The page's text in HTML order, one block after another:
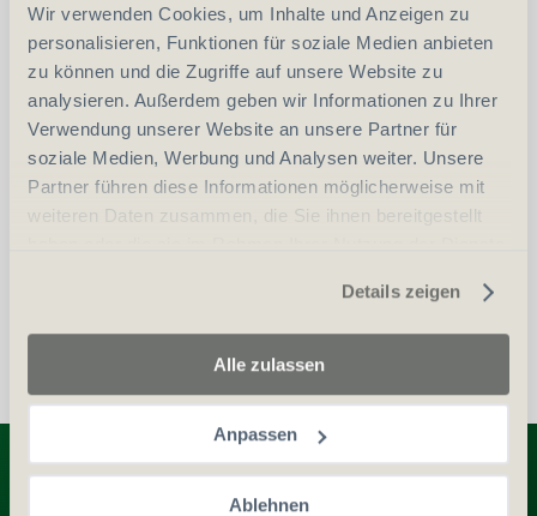
Wir verwenden Cookies, um Inhalte und Anzeigen zu
personalisieren, Funktionen für soziale Medien anbieten
zu können und die Zugriffe auf unsere Website zu
analysieren. Außerdem geben wir Informationen zu Ihrer
Verwendung unserer Website an unsere Partner für
soziale Medien, Werbung und Analysen weiter. Unsere
Partner führen diese Informationen möglicherweise mit
weiteren Daten zusammen, die Sie ihnen bereitgestellt
Details zeigen
Alle zulassen
Anpassen
Ablehnen
vergleichen
Erwerbsvoraussetzung:
Waffenerwerbschein (WES)
Entdecken Sie weitere Produkte